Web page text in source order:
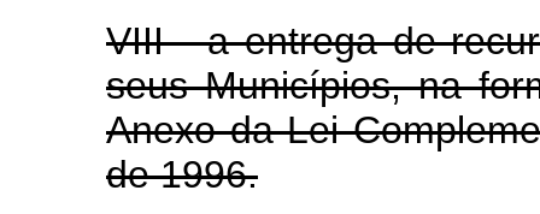
VIII - a entrega de
seus Municípios, na
Anexo da Lei
de 1996.